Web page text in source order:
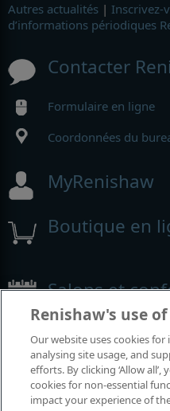
Autres actualités | Inscrivez-
d’informations périodiques
Contacter
Formulaire en ligne
Coordonnées du
MyRenishaw
Boutique en
Salons et
Renishaw's use
Our website uses cookies
analysing site usage, and
efforts. By clicking ‘Allow
cookies for non-essential
impact your experience of